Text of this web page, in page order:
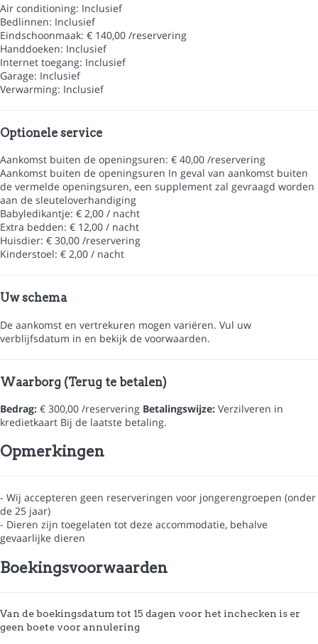
Air conditioning: Inclusief
Bedlinnen: Inclusief
Eindschoonmaak: € 140,00 /reservering
Handdoeken: Inclusief
Internet toegang: Inclusief
Garage: Inclusief
Verwarming: Inclusief
Optionele service
Aankomst buiten de openingsuren: € 40,00 /reservering
Aankomst buiten de openingsuren In geval van aankomst buiten
de vermelde openingsuren, een supplement zal gevraagd worden
aan de sleuteloverhandiging
Babyledikantje: € 2,00 / nacht
Extra bedden: € 12,00 / nacht
Huisdier: € 30,00 /reservering
Kinderstoel: € 2,00 / nacht
Uw schema
De aankomst en vertrekuren mogen variëren. Vul uw
verblijfsdatum in en bekijk de voorwaarden.
Waarborg (Terug te betalen)
Bedrag: € 300,00 /reservering Betalingswijze: Verzilveren in
kredietkaart Bij de laatste betaling.
Opmerkingen
- Wij accepteren geen reserveringen voor jongerengroepen (onder
de 25 jaar)
- Dieren zijn toegelaten tot deze accommodatie, behalve
gevaarlijke dieren
Boekingsvoorwaarden
Van de boekingsdatum tot 15 dagen voor het inchecken is er
geen boete voor annulering